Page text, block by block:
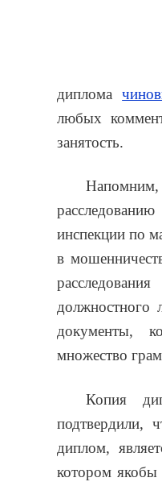
диплома
любых
занятость.
Напомним,
инспекции по
в
документы,
множество
Копия
подтвердили,
диплом,
котором якобы